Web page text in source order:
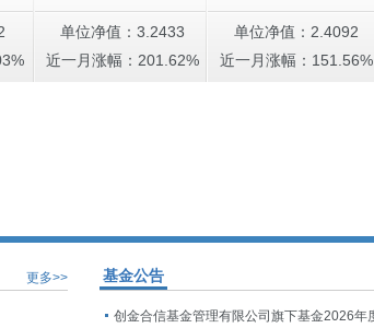
单位净值：3.2433
近一月涨幅：201.62%
单位净值：2.4092
近一月涨幅：151.56%
更多>> 基金公告